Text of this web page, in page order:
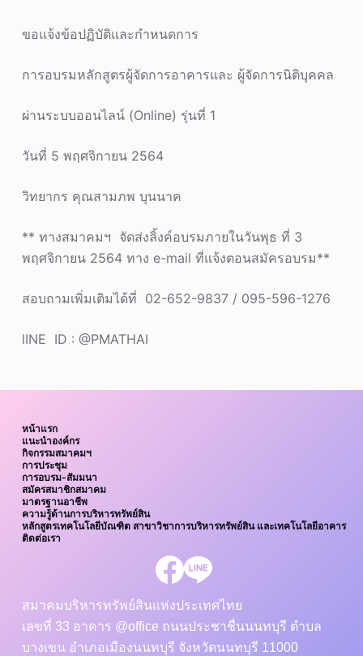
ขอแจ้งข้อปฏิบัติและกำหนดการ
การอบรมหลักสูตรผู้จัดการอาคารและ ผู้จัดการนิติบุคคล
ผ่านระบบออนไลน์ (Online) รุ่นที่ 1
วันที่ 5 พฤศจิกายน 2564
วิทยากร คุณสามภพ บุนนาค
** ทางสมาคมฯ จัดส่งลิ้งค์อบรมภายในวันพุธ ที่ 3
พฤศจิกายน 2564 ทาง e-mail ที่แจ้งตอนสมัครอบรม**
สอบถามเพิ่มเติมได้ที่ 02-652-9837 / 095-596-1276
lINE ID : @PMATHAI
หน้าแรก
แนะนำองค์กร
กิจกรรมสมาคมฯ
การประชุม
การอบรม-สัมมนา
สมัครสมาชิกสมาคม
มาตรฐานอาชีพ
ความรู้ด้านการบริหารทรัพย์สิน
หลักสูตรเทคโนโลยีบัณฑิต สาขาวิชาการบริหารทรัพย์สิน และเทคโนโลยีอาคาร
ติดต่อเรา
สมาคมบริหารทรัพย์สินแห่งประเทศไทย
เลขที่ 33 อาคาร @office ถนนประชาชื่นนนทบุรี ตำบล
บางเขน อำเภอเมืองนนทบุรี จังหวัดนนทบุรี 11000